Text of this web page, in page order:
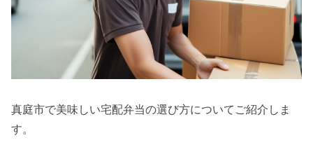
真庭市で美味しい宅配弁当の選び方についてご紹介しま
す。